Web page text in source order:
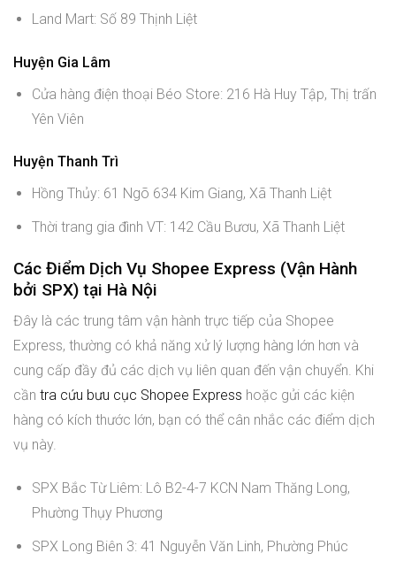
Land Mart: Số 89 Thịnh Liệt
Huyện Gia Lâm
Cửa hàng điện thoại Béo Store: 216 Hà Huy Tập, Thị trấn
Yên Viên
Huyện Thanh Trì
Hồng Thủy: 61 Ngõ 634 Kim Giang, Xã Thanh Liệt
Thời trang gia đình VT: 142 Cầu Bươu, Xã Thanh Liệt
Các Điểm Dịch Vụ Shopee Express (Vận Hành
bởi SPX) tại Hà Nội
Đây là các trung tâm vận hành trực tiếp của Shopee
Express, thường có khả năng xử lý lượng hàng lớn hơn và
cung cấp đầy đủ các dịch vụ liên quan đến vận chuyển. Khi
cần tra cứu bưu cục Shopee Express hoặc gửi các kiện
hàng có kích thước lớn, bạn có thể cân nhắc các điểm dịch
vụ này.
SPX Bắc Từ Liêm: Lô B2-4-7 KCN Nam Thăng Long,
Phường Thụy Phương
SPX Long Biên 3: 41 Nguyễn Văn Linh, Phường Phúc